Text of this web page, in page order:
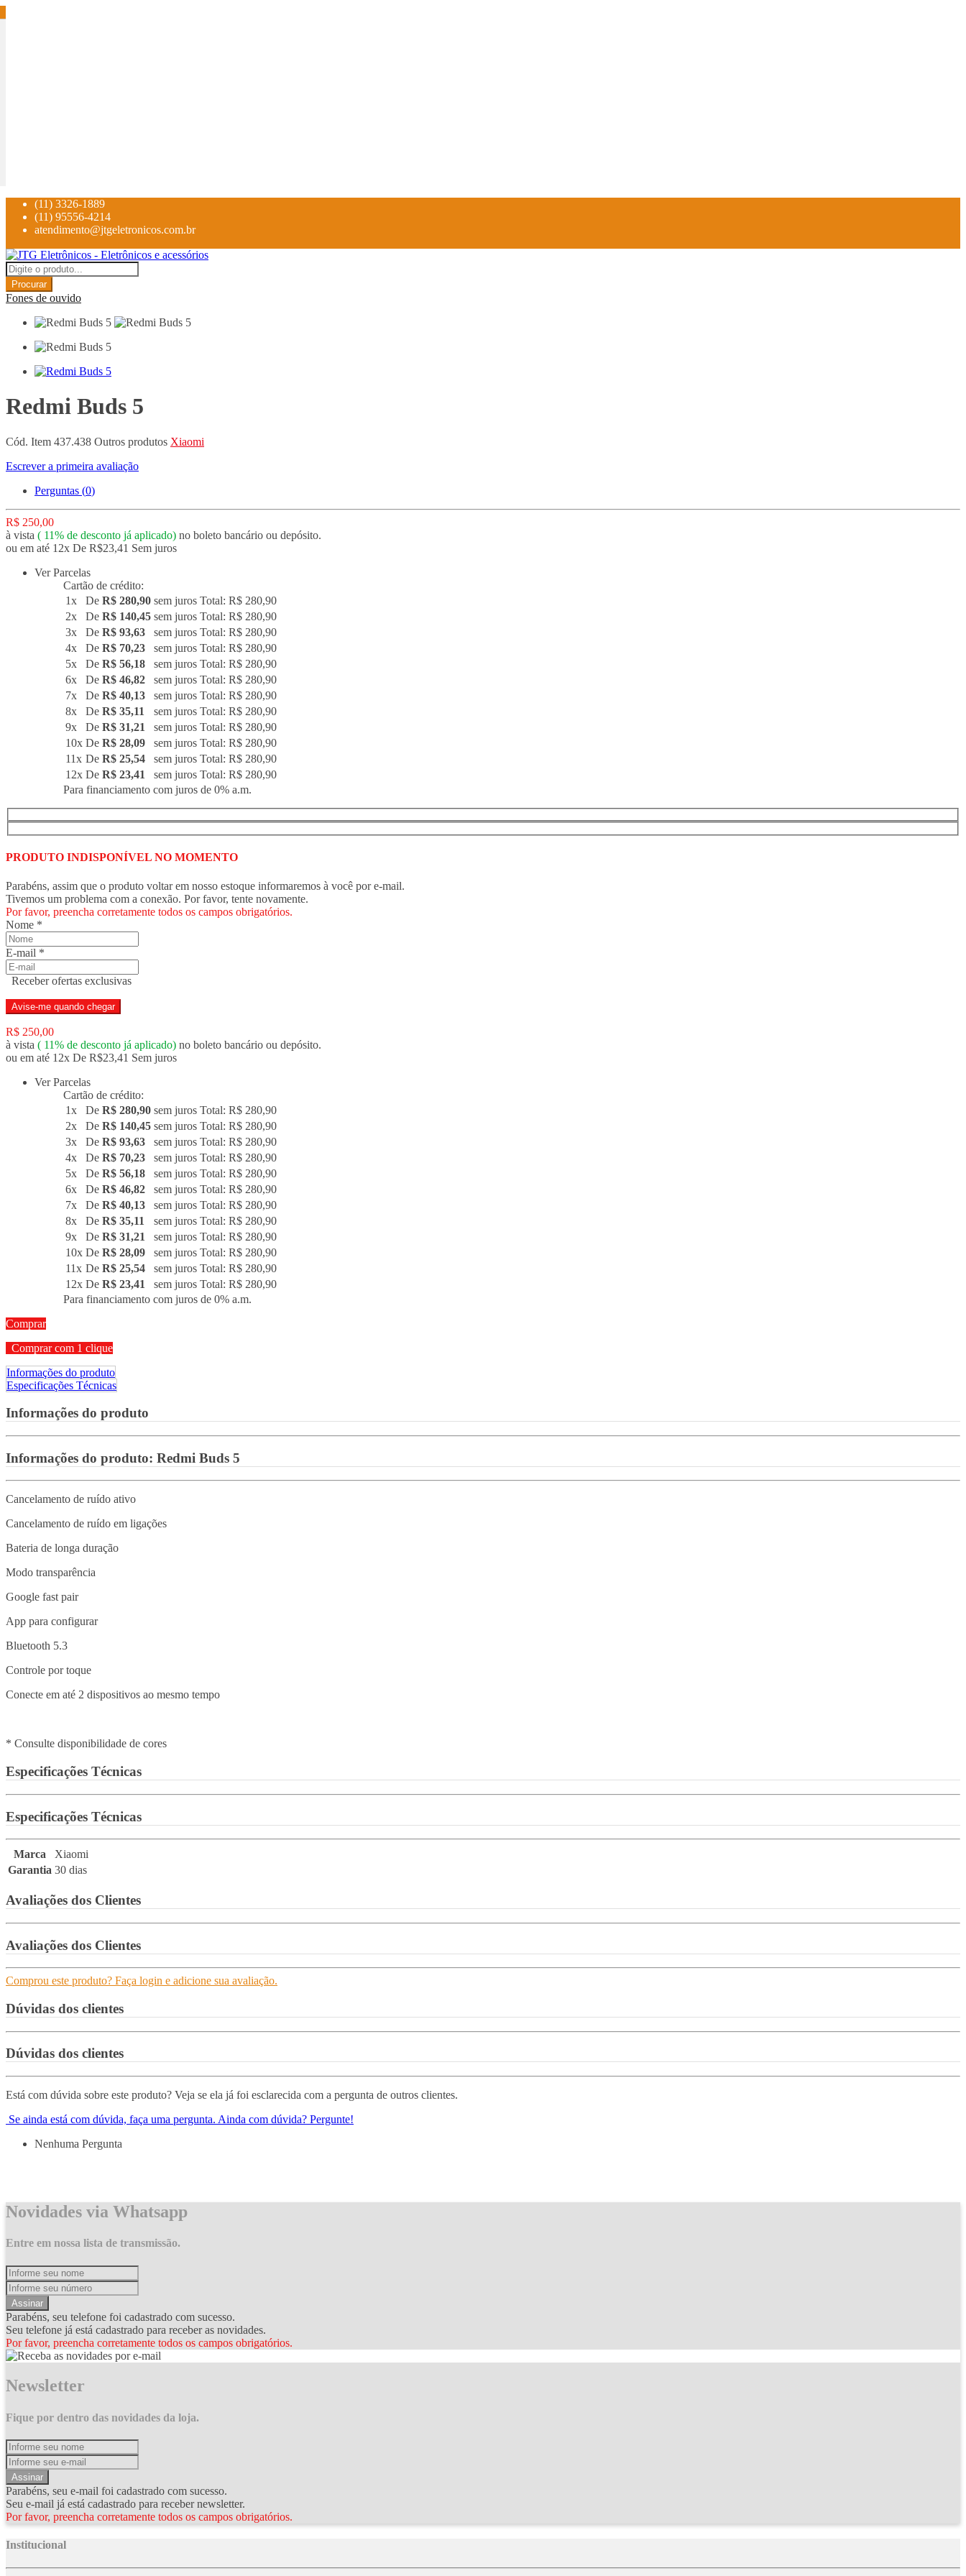
(11) 3326-1889
(11) 95556-4214
atendimento@jtgeletronicos.com.br
Procurar
Fones de ouvido
Redmi Buds 5
Cód. Item 437.438 Outros produtos Xiaomi
Escrever a primeira avaliação
Perguntas (0)
R$ 250,00
à vista ( 11% de desconto já aplicado) no boleto bancário ou depósito.
ou em até 12x De R$23,41 Sem juros
Ver Parcelas
Cartão de crédito:
1x
De R$ 280,90 sem juros Total: R$ 280,90
2x
De R$ 140,45 sem juros Total: R$ 280,90
3x
De R$ 93,63 sem juros Total: R$ 280,90
4x
De R$ 70,23 sem juros Total: R$ 280,90
5x
De R$ 56,18 sem juros Total: R$ 280,90
6x
De R$ 46,82 sem juros Total: R$ 280,90
7x
De R$ 40,13 sem juros Total: R$ 280,90
8x
De R$ 35,11 sem juros Total: R$ 280,90
9x
De R$ 31,21 sem juros Total: R$ 280,90
10x De R$ 28,09 sem juros Total: R$ 280,90
11x De R$ 25,54 sem juros Total: R$ 280,90
12x De R$ 23,41 sem juros Total: R$ 280,90
Para financiamento com juros de 0% a.m.
PRODUTO INDISPONÍVEL NO MOMENTO
Parabéns, assim que o produto voltar em nosso estoque informaremos à você por e-mail.
Tivemos um problema com a conexão. Por favor, tente novamente.
Por favor, preencha corretamente todos os campos obrigatórios.
Nome *
E-mail *
Receber ofertas exclusivas
Avise-me quando chegar
R$ 250,00
à vista ( 11% de desconto já aplicado) no boleto bancário ou depósito.
ou em até 12x De R$23,41 Sem juros
Ver Parcelas
Cartão de crédito:
1x
De R$ 280,90 sem juros Total: R$ 280,90
2x
De R$ 140,45 sem juros Total: R$ 280,90
3x
De R$ 93,63 sem juros Total: R$ 280,90
4x
De R$ 70,23 sem juros Total: R$ 280,90
5x
De R$ 56,18 sem juros Total: R$ 280,90
6x
De R$ 46,82 sem juros Total: R$ 280,90
7x
De R$ 40,13 sem juros Total: R$ 280,90
8x
De R$ 35,11 sem juros Total: R$ 280,90
9x
De R$ 31,21 sem juros Total: R$ 280,90
10x De R$ 28,09 sem juros Total: R$ 280,90
11x De R$ 25,54 sem juros Total: R$ 280,90
12x De R$ 23,41 sem juros Total: R$ 280,90
Para financiamento com juros de 0% a.m.
Comprar
Comprar com 1 clique
Informações do produto
Especificações Técnicas
Informações do produto
Informações do produto: Redmi Buds 5
Cancelamento de ruído ativo
Cancelamento de ruído em ligações
Bateria de longa duração
Modo transparência
Google fast pair
App para configurar
Bluetooth 5.3
Controle por toque
Conecte em até 2 dispositivos ao mesmo tempo
* Consulte disponibilidade de cores
Especificações Técnicas
Especificações Técnicas
Marca
Xiaomi
Garantia 30 dias
Avaliações dos Clientes
Avaliações dos Clientes
Comprou este produto? Faça login e adicione sua avaliação.
Dúvidas dos clientes
Dúvidas dos clientes
Está com dúvida sobre este produto? Veja se ela já foi esclarecida com a pergunta de outros clientes.
Se ainda está com dúvida, faça uma pergunta. Ainda com dúvida? Pergunte!
Nenhuma Pergunta
Novidades via Whatsapp
Entre em nossa lista de transmissão.
Assinar
Parabéns, seu telefone foi cadastrado com sucesso.
Seu telefone já está cadastrado para receber as novidades.
Por favor, preencha corretamente todos os campos obrigatórios.
Newsletter
Fique por dentro das novidades da loja.
Assinar
Parabéns, seu e-mail foi cadastrado com sucesso.
Seu e-mail já está cadastrado para receber newsletter.
Por favor, preencha corretamente todos os campos obrigatórios.
Institucional